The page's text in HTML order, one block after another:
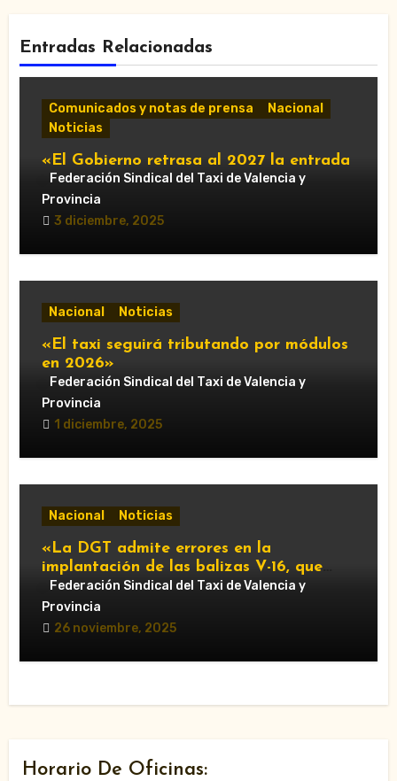
Entradas Relacionadas
Comunicados y notas de prensa
Nacional
Noticias
«El Gobierno retrasa al 2027 la entrada
en vigor de ‘Verifactu’, la nueva
normativa de facturación electrónica»
Federación Sindical del Taxi de Valencia y
Provincia
3 diciembre, 2025
Nacional Noticias
«El taxi seguirá tributando por módulos
en 2026»
Federación Sindical del Taxi de Valencia y
Provincia
1 diciembre, 2025
Nacional Noticias
«La DGT admite errores en la
implantación de las balizas V-16, que
serán obligatorias en 2026»
Federación Sindical del Taxi de Valencia y
Provincia
26 noviembre, 2025
Horario De Oficinas: